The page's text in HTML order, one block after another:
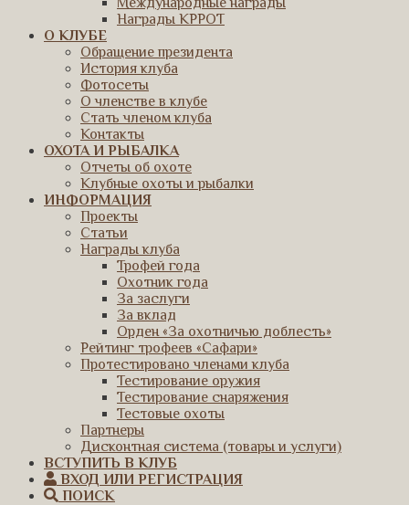
Награды КРРОТ
О КЛУБЕ
Обращение президента
История клуба
Фотосеты
О членстве в клубе
Стать членом клуба
Контакты
ОХОТА И РЫБАЛКА
Отчеты об охоте
Клубные охоты и рыбалки
ИНФОРМАЦИЯ
Проекты
Статьи
Награды клуба
Трофей года
Охотник года
За заслуги
За вклад
Орден «За охотничью доблесть»
Рейтинг трофеев «Сафари»
Протестировано членами клуба
Тестирование оружия
Тестирование снаряжения
Тестовые охоты
Партнеры
Дисконтная система (товары и услуги)
ВСТУПИТЬ В КЛУБ
ВХОД ИЛИ РЕГИСТРАЦИЯ
ПОИСК